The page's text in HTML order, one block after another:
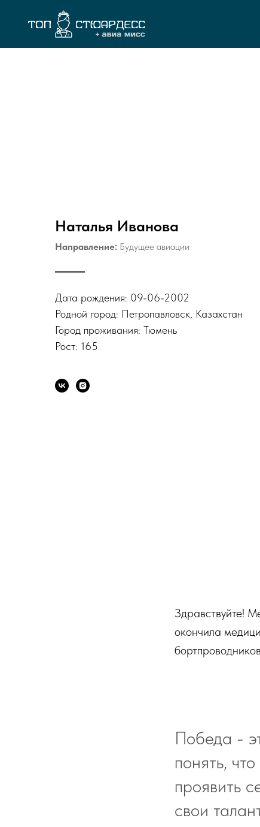
Наталья Иванова
Направление: Будущее авиации
Дата рождения: 09-06-2002
Родной город: Петропавловск, Казахстан
Город проживания: Тюмень
Рост: 165
Здравствуйте!
окончила
Победа -
понять,
проявить
свои